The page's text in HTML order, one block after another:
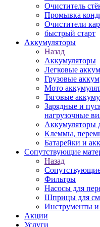
Очиститель
Промывка
Очистители
быстрый старт
Аккумуляторы
Назад
Аккумуляторы
Легковые
Грузовые
Мото
Тяговые
Зарядные и
нагрузочные
Аккумуляторы
Клеммы,
Батарейки и
Сопутствующие
Назад
Фильтры
Насосы для
Шприцы для
Инструменты и
Акции
Услуги